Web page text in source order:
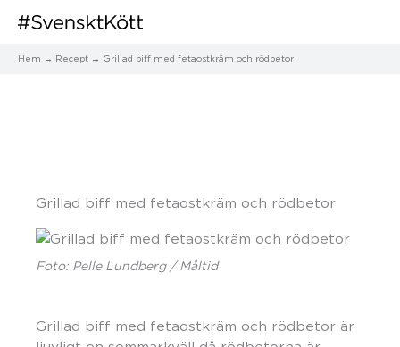
Hem Recept Grillad biff med fetaostkräm och rödbetor
Grillad biff med fetaostkräm och rödbetor
Foto: Pelle Lundberg / Måltid
Grillad biff med fetaostkräm och rödbetor är